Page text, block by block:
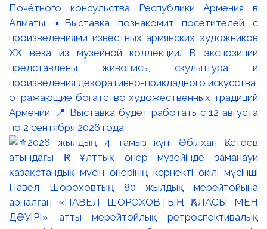
Почётного консульства Республики Армения в
Алматы. ▪️Выставка познакомит посетителей с
произведениями известных армянских художников
XX века из музейной коллекции. В экспозиции
представлены живопись, скульптура и
произведения декоративно-прикладного искусства,
отражающие богатство художественных традиций
Армении. 📍 Выставка будет работать с 12 августа
по 2 сентября 2026 года.